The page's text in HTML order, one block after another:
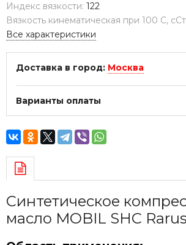
Индекс вязкости: 122
Вязкость кинематическая при 100 С,
Все характеристики
Доставка в город: Москва
Варианты оплаты
Синтетическое
масло MOBIL SHC